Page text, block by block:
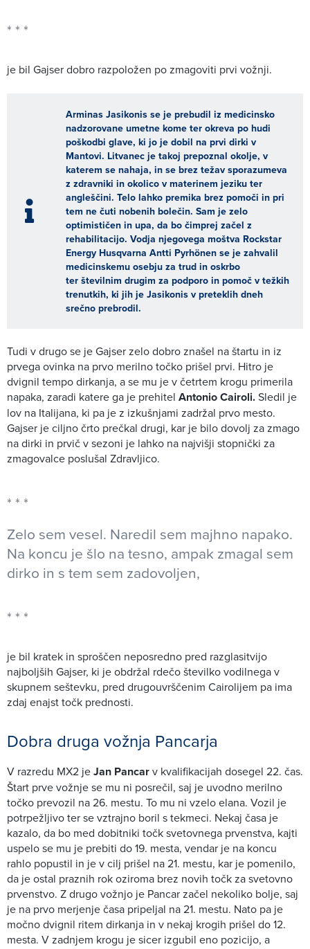
je bil Gajser dobro razpoložen po zmagoviti prvi vožnji.
Arminas Jasikonis se je prebudil iz medicinsko
nadzorovane umetne kome ter okreva po hudi
poškodbi glave, ki jo je dobil na prvi dirki v
Mantovi. Litvanec je takoj prepoznal okolje, v
katerem se nahaja, in se brez težav sporazumeva
z zdravniki in okolico v materinem jeziku ter
angleščini. Telo lahko premika brez pomoči in pri
tem ne čuti nobenih bolečin. Sam je zelo
optimističen in upa, da bo čimprej začel z
rehabilitacijo. Vodja njegovega moštva Rockstar
Energy Husqvarna Antti Pyrhönen se je zahvalil
medicinskemu osebju za trud in oskrbo
ter številnim drugim za podporo in pomoč v težkih
trenutkih, ki jih je Jasikonis v preteklih dneh
srečno prebrodil.
Tudi v drugo se je Gajser zelo dobro znašel na štartu in iz
prvega ovinka na prvo merilno točko prišel prvi. Hitro je
dvignil tempo dirkanja, a se mu je v četrtem krogu primerila
napaka, zaradi katere ga je prehitel Antonio Cairoli.Sledil je
lov na Italijana, ki pa je z izkušnjami zadržal prvo mesto.
Gajser je ciljno črto prečkal drugi, kar je bilo dovolj za zmago
na dirki in prvič v sezoni je lahko na najvišji stopnički za
zmagovalce poslušal Zdravljico.
Zelo sem vesel. Naredil sem majhno napako.
Na koncu je šlo na tesno, ampak zmagal sem
dirko in s tem sem zadovoljen,
je bil kratek in sproščen neposredno pred razglasitvijo
najboljših Gajser, ki je obdržal rdečo številko vodilnega v
skupnem seštevku, pred drugouvrščenim Cairolijem pa ima
zdaj enajst točk prednosti.
Dobra druga vožnja Pancarja
V razredu MX2 jeJan Pancarv kvalifikacijah dosegel 22. čas.
Štart prve vožnje se mu ni posrečil, saj je uvodno merilno
točko prevozil na 26. mestu. To mu ni vzelo elana. Vozil je
potrpežljivo ter se vztrajno boril s tekmeci. Nekaj časa je
kazalo, da bo med dobitniki točk svetovnega prvenstva, kajti
uspelo se mu je prebiti do 19. mesta, vendar je na koncu
rahlo popustil in je v cilj prišel na 21. mestu, kar je pomenilo,
da je ostal praznih rok oziroma brez novih točk za svetovno
prvenstvo. Z drugo vožnjo je Pancar začel nekoliko bolje, saj
je na prvo merjenje časa pripeljal na 21. mestu. Nato pa je
močno dvignil ritem dirkanja in v nekaj krogih prišel do 12.
mesta. V zadnjem krogu je sicer izgubil eno pozicijo, a